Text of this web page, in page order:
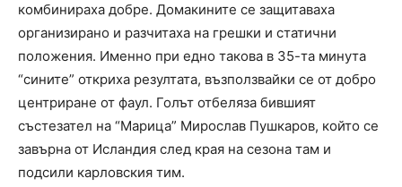
комбинираха добре. Домакините се защитаваха
организирано и разчитаха на грешки и статични
положения. Именно при едно такова в 35-та минута
“сините” откриха резултата, възползвайки се от добро
центриране от фаул. Голът отбеляза бившият
състезател на “Марица” Мирослав Пушкаров, който се
завърна от Исландия след края на сезона там и
подсили карловския тим.